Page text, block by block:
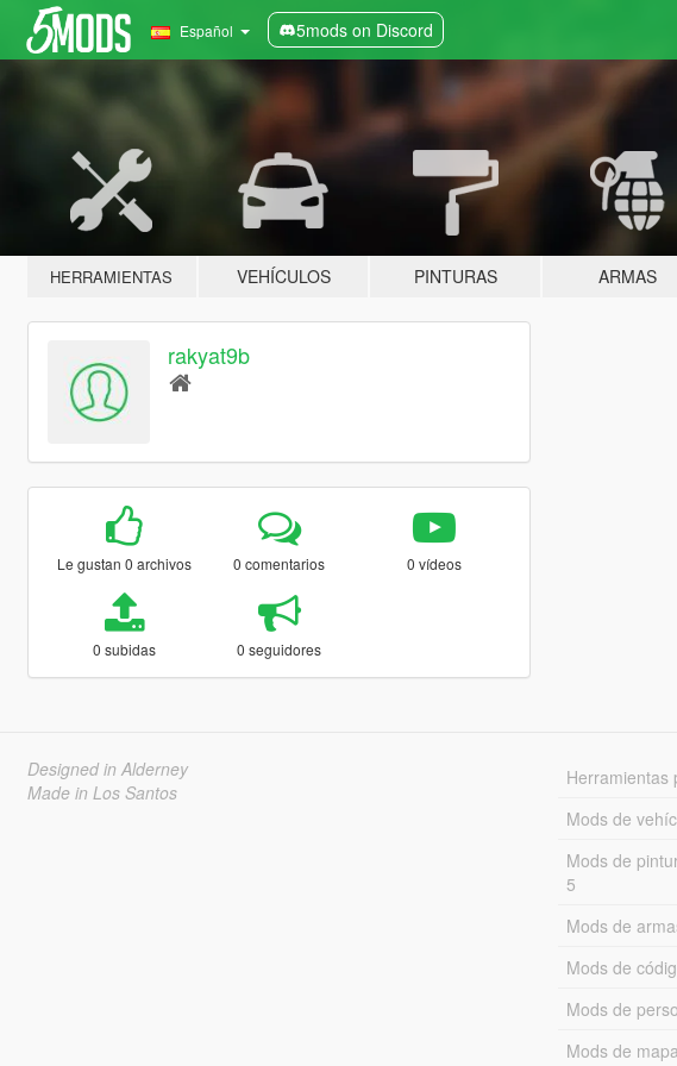
Español 5mods on Discord
HERRAMIENTAS VEHÍCULOS PINTURAS ARMAS
rakyat9b
Le gustan 0 archivos 0 comentarios 0 vídeos
0 subidas 0 seguidores
Designed in Alderney
Made in Los Santos
Herramientas
Mods de
Mods de
5
Mods de
Mods de
Mods de
Mods de